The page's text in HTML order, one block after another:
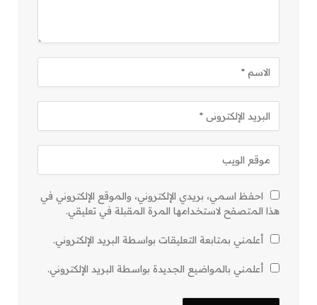
احفظ اسمي، بريدي الإلكتروني، والموقع الإلكتروني في
هذا المتصفح لاستخدامها المرة المقبلة في تعليقي.
أعلمني بمتابعة التعليقات بواسطة البريد الإلكتروني.
أعلمني بالمواضيع الجديدة بواسطة البريد الإلكتروني.